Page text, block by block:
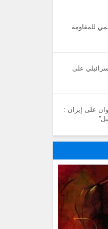
للمقاومة
على
على إيران :